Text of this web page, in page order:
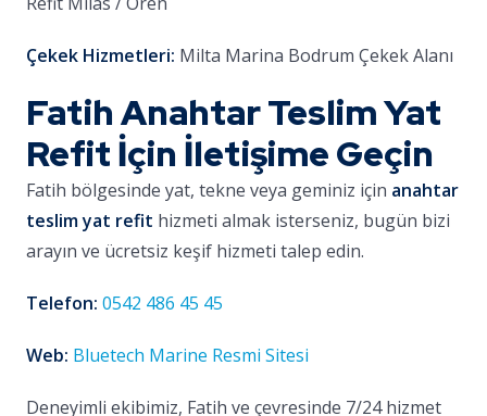
Çekek Hizmetleri: Milta Marina Bodrum Çekek Alanı
Fatih Anahtar Teslim Yat
Refit İçin İletişime Geçin
Fatih bölgesinde yat, tekne veya geminiz için anahtar
teslim yat refit hizmeti almak isterseniz, bugün bizi
arayın ve ücretsiz keşif hizmeti talep edin.
Telefon: 0542 486 45 45
Web: Bluetech Marine Resmi Sitesi
Deneyimli ekibimiz, Fatih ve çevresinde 7/24 hizmet